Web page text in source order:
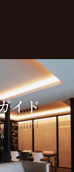
イド